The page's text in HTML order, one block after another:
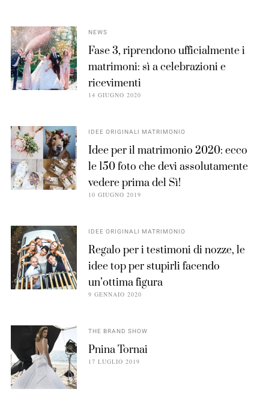
NEWS
Fase 3, riprendono ufficialmente i
matrimoni: sì a celebrazioni e
ricevimenti
14 GIUGNO 2020
IDEE ORIGINALI MATRIMONIO
Idee per il matrimonio 2020: ecco
le 150 foto che devi assolutamente
vedere prima del Sì!
10 GIUGNO 2019
IDEE ORIGINALI MATRIMONIO
Regalo per i testimoni di nozze, le
idee top per stupirli facendo
un’ottima figura
9 GENNAIO 2020
THE BRAND SHOW
Pnina Tornai
17 LUGLIO 2019